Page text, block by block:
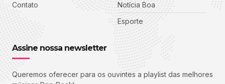
Contato
Notícia Boa
Esporte
Assine nossa newsletter
Queremos oferecer para os ouvintes a playlist das melhores